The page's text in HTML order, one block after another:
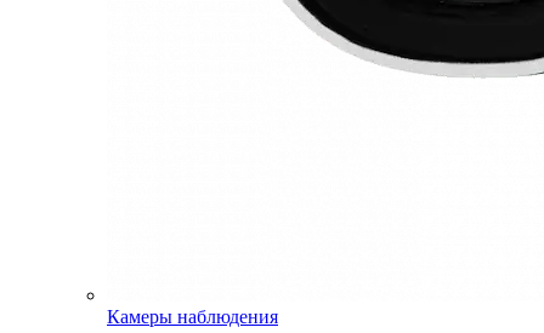
Камеры наблюдения